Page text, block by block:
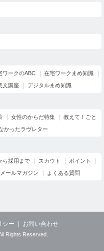
ワークのABC
在宅ワークまめ知識
文講座 デジタルまめ知識
女性のからだ特集
教えて！ごと
かったラヴレター
ら採用まで スカウト
ポイント
メールマガジン よくある質問
シー お問い合わせ
Rights Reserved.